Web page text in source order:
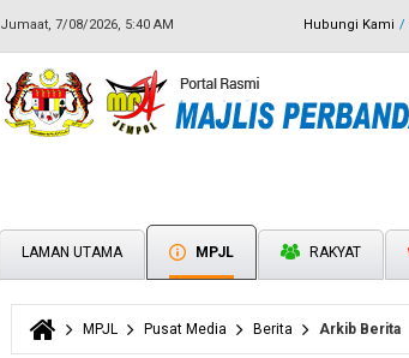
Jumaat, 7/08/2026, 5:40 AM Hubungi Kami
LAMAN UTAMA MPJL RAKYAT
Anda di sini
MPJL Pusat Media Berita Arkib Berita